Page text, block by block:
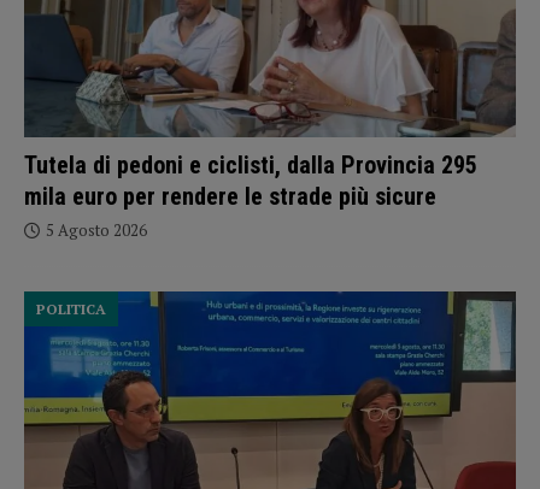
Tutela di pedoni e ciclisti, dalla Provincia 295
mila euro per rendere le strade più sicure
5 Agosto 2026
POLITICA